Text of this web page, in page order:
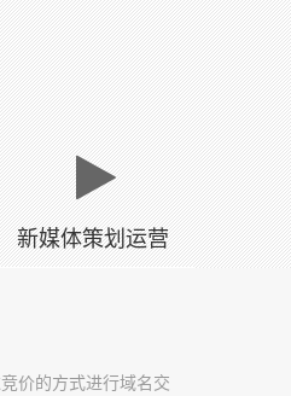
新媒体策划运营
价的方式进行域名交